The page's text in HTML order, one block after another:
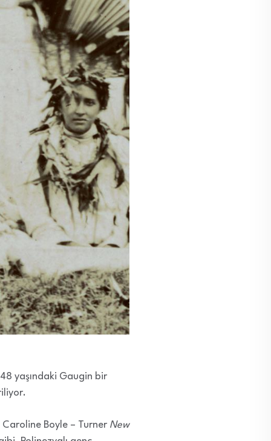
yaşındaki Gaugin bir
Boyle – Turner New